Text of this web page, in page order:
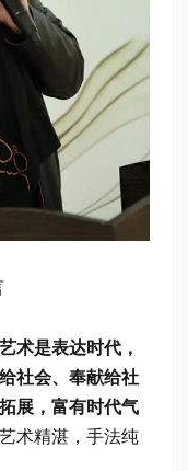
术是表达时代，
社会、奉献给社
展，富有时代气
艺术精湛，手法纯